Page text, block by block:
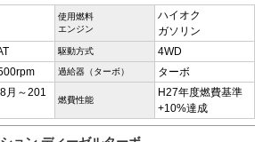
使用燃料
エンジン
ハイオク
ガソリン
駆動方式 4WD
過給器（ターボ） ターボ
月～201
燃費性能
H27年度燃費基準
+10%達成